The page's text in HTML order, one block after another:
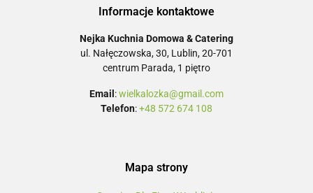
Informacje kontaktowe
Nejka Kuchnia Domowa & Catering
ul. Nałęczowska, 30, Lublin, 20-701
centrum Parada, 1 piętro
Email :wielkalozka@gmail.com
Telefon:+48 572 674 108
Mapa strony